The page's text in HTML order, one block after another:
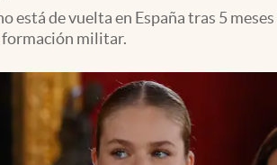
está de vuelta en España tras 5 meses
militar.